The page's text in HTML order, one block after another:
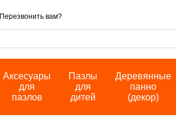
Перезвонить вам?
Аксесуары
для
пазлов
Пазлы
для
дитей
Деревянные
панно
(декор)